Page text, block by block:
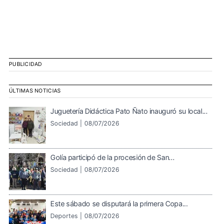
PUBLICIDAD
ÚLTIMAS NOTICIAS
Juguetería Didáctica Pato Ñato inauguró su local...
Sociedad | 08/07/2026
Golía participó de la procesión de San...
Sociedad | 08/07/2026
Este sábado se disputará la primera Copa...
Deportes | 08/07/2026